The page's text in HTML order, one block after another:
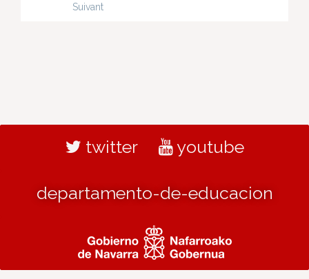
Suivant
twitter youtube
departamento-de-educacion